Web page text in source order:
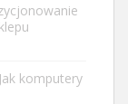
komputery